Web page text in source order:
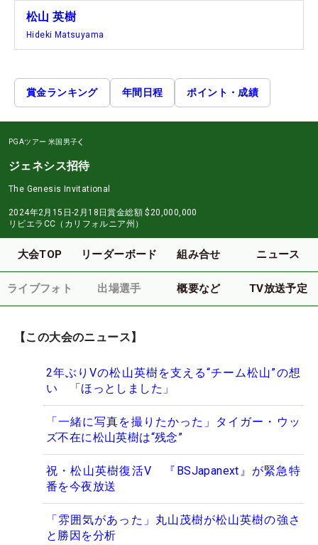
松山 英樹
Hideki Matsuyama
賞金ランキング 年間日程 ポイント・成績
PGAツアー 米国男子
ジェネシス招待
The Genesis Invitational
2024年2月15日-2月18日賞金総額 $20,000,000
リビエラCC（カリフォルニア州）
大会TOP リーダーボード 組み合せ ニュース
ライブフォト 出場選手 概要など TV放送予定
【この大会のニュース】
2年ぶりVの松山英樹を支える“チーム松山”の想
い 「ほっとしました」
「一緒に写真を撮りたかった」タイガー・ウッ
ズ不在に松山英樹は“残念”
祝・松山英樹復活V 『BSJapanext』が緊急特
番を今夜放送
「雰囲気があった」丸山茂樹が松山英樹の強さ
と勝因を分析